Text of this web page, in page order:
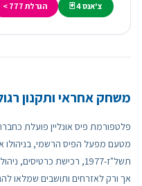
צ'אנס 4 🃏 הגרלת 777 >
משחק אחראי ותקנון
פלטפורמת פיס אונליין פועלת
מטעם מפעל הפיס הרשמי, בניהולו
תשל"ז-1977, רכישת